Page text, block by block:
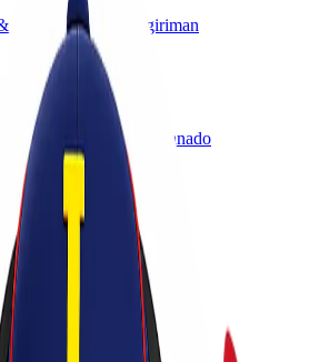
Misi
Portofolio Pengiriman
Jayapura Merauke
Manado
Program Sosial